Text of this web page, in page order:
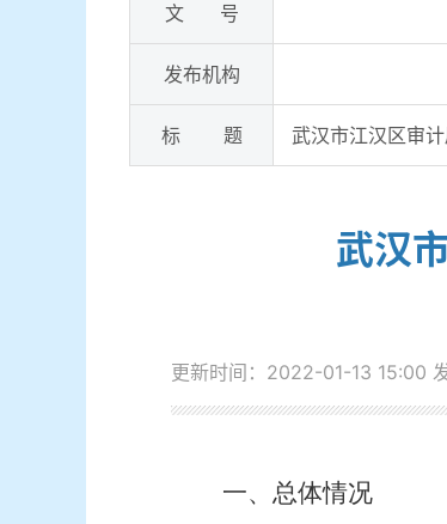
文 号
发布机构
标 题 武汉市江汉区审
武汉
更新时间：2022-01-13 15:00
一、总体情况